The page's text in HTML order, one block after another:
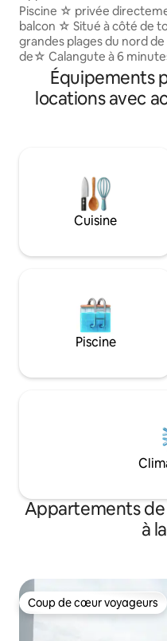
6 minutes de la plage
Piscine ☆ privée
balcon ☆ Situé à côté de
grandes plages du nord de
de☆ Calangute à 6
de☆ Candolim à 13
Vagator à 25 minutes
25 minutes ⇒ Accès facile aux deux
les voitures et les vélos. ⇒
d'accueil de 4 adultes.
de gamme, argenterie
king size et 1 canapé-lit
PlayStation et haut-
Équipements
locations avec
Cuisine
Piscine
Appartements de
à
Coup de cœur voyageurs
Coup de cœur voyageurs